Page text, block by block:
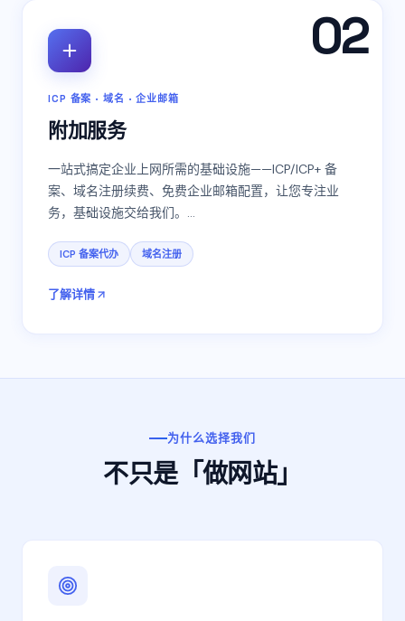
02
ICP 备案 · 域名 · 企业邮箱
附加服务
一站式搞定企业上网所需的基础设施——ICP/ICP+ 备
案、域名注册续费、免费企业邮箱配置，让您专注业
务，基础设施交给我们。
ICP 备案代办 域名注册
了解详情
为什么选择我们
不只是「做网站」